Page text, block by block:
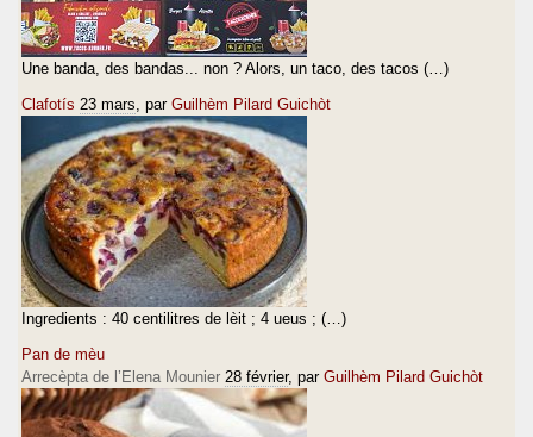
Une banda, des bandas... non ? Alors, un taco, des tacos (…)
Clafotís 23 mars , par Guilhèm Pilard Guichòt
Ingredients : 40 centilitres de lèit ; 4 ueus ; (…)
Pan de mèu
Arrecèpta de l’Elena Mounier 28 février, par Guilhèm Pilard Guichòt